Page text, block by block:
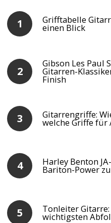
Grifftabelle
einen Blick
Gibson Les Paul
Gitarren-
Finish
Gitarrengriffe:
welche Griffe für
Harley Benton
Bariton-Power
Tonleiter
wichtigsten